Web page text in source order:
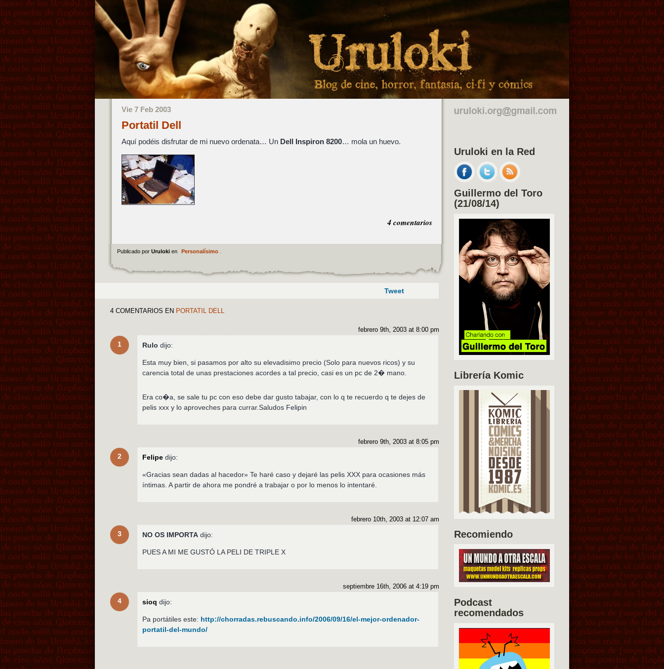
Vie 7 Feb 2003
Portatil Dell
Aquí podéis disfrutar de mi nuevo ordenata… Un Dell Inspiron 8200… mola un huevo.
4 comentarios
Publicado por Uruloki en Personalísimo.
Tweet
4 COMENTARIOS EN PORTATIL DELL
1
febrero 9th, 2003 at 8:00 pm
Rulo dijo:
Esta muy bien, si pasamos por alto su elevadisimo precio (Solo para nuevos ricos) y su
carencia total de unas prestaciones acordes a tal precio, casi es un pc de 2� mano.
Era co�a, se sale tu pc con eso debe dar gusto tabajar, con lo q te recuerdo q te dejes de
pelis xxx y lo aproveches para currar.Saludos Felipin
2
febrero 9th, 2003 at 8:05 pm
Felipe dijo:
«Gracias sean dadas al hacedor» Te haré caso y dejaré las pelis XXX para ocasiones más
íntimas. A partir de ahora me pondré a trabajar o por lo menos lo intentaré.
3
febrero 10th, 2003 at 12:07 am
NO OS IMPORTA dijo:
PUES A MI ME GUSTÓ LA PELI DE TRIPLE X
4
septiembre 16th, 2006 at 4:19 pm
sioq dijo:
Pa portátiles este: http://chorradas.rebuscando.info/2006/09/16/el-mejor-ordenador-
portatil-del-mundo/
Uruloki en la Red
Guillermo del Toro
(21/08/14)
Librería Komic
Recomiendo
Podcast
recomendados